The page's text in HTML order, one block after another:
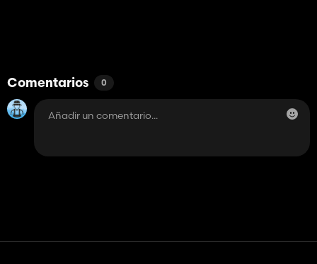
Comentarios 0